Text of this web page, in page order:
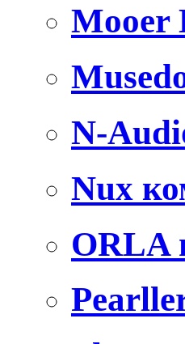
Mooer
N-
Nux
ORLA